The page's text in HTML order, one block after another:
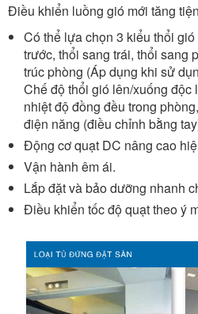
Điều khiển luồng gió mới tăng
Có thể lựa chọn 3 kiểu thổi
trước, thổi sang trái, thổi sang
trúc phòng (Áp dụng khi sử
Chế độ thổi gió lên/xuống
nhiệt độ đồng đều trong
điện năng (điều chỉnh bằng
Động cơ quạt DC nâng cao
Vận hành êm ái.
Lắp đặt và bảo dưỡng nhanh
Điều khiển tốc độ quạt theo ý